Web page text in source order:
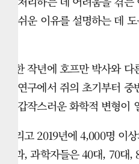
기 쉬운 이유를 설명하는 데
또한 작년에 호프만 박사와
한 연구에서 쥐의 초기부터
에 갑작스러운 화학적 변형
그리고 2019년에 4,000명 이
결과, 과학자들은 40대, 70대